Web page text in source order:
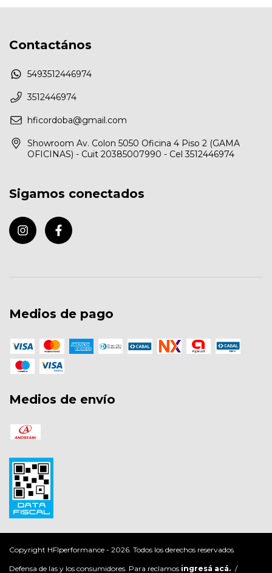
Contactános
5493512446974
3512446974
hficordoba@gmail.com
Showroom Av. Colon 5050 Oficina 4 Piso 2 (GAMA
OFICINAS) - Cuit 20385007990 - Cel 3512446974
Sigamos conectados
Medios de pago
Medios de envío
Copyright HFIperformance - 2026. Todos los derechos reservados.
Defensa de las y los consumidores. Para reclamos ingresá acá. /